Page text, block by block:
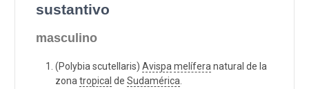
sustantivo
masculino
(Polybia scutellaris) Avispa melífera natural de la
zona tropical de Sudamérica